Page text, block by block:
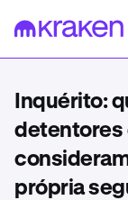
Inquérito:
detentores
própria